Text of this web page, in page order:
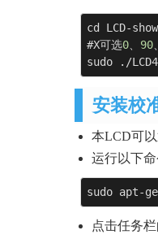
cd LCD-
#X可选0、 90、
sudo ./
安装校
本LCD可以
运行以下命
sudo apt-
点击任务栏